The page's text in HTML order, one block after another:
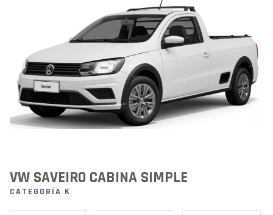
VW SAVEIRO CABINA SIMPLE
CATEGORÍA K